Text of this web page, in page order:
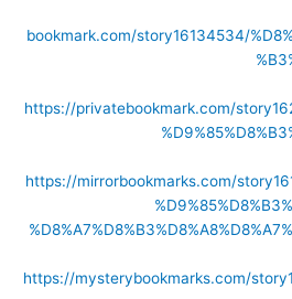
bookmark.com/story16134534/
https://privatebookmark.com/
https://mirrorbookmarks.com/
https://mysterybookmarks.com/